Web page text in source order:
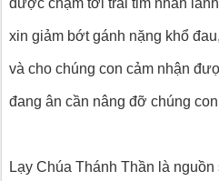
được chạm tới trái tim nhân
xin giảm bớt gánh nặng khổ đau,
và cho chúng con cảm nhận
đang ân cần nâng đỡ chúng
Lạy Chúa Thánh Thần là